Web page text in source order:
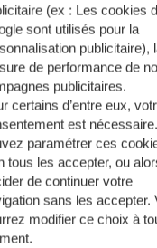
Actualités
(ex : Les cookies
sont utilisés pour la
publicitaire),
de performance de
publicitaires.
certains d’entre eux,
est
paramétrer ces
tous les accepter, ou
de continuer votre
sans les accepter.
modifier ce choix à